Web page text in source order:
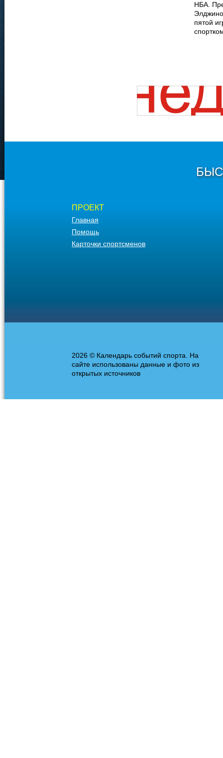
НБА.
пятой
ПРОЕКТ
Главная
Помощь
Карточки спортсменов
2026 © Календарь событий спорта. На
сайте использованы данные и фото из
открытых источников